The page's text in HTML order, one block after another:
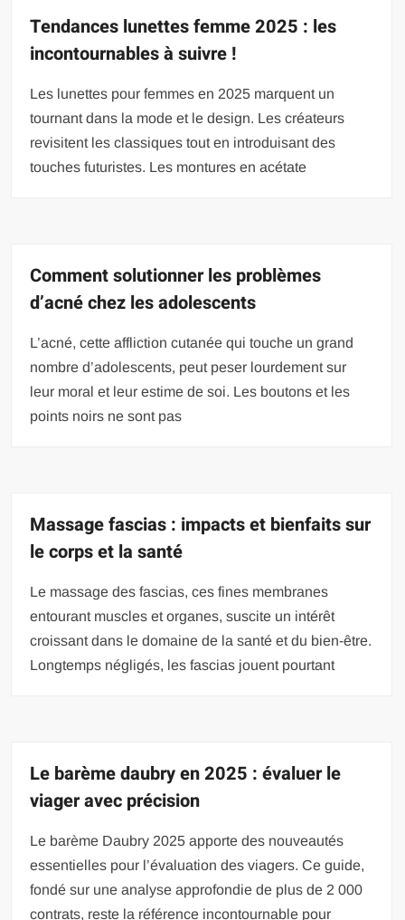
Tendances lunettes femme 2025 : les
incontournables à suivre !
Les lunettes pour femmes en 2025 marquent un
tournant dans la mode et le design. Les créateurs
revisitent les classiques tout en introduisant des
touches futuristes. Les montures en acétate
Comment solutionner les problèmes
d’acné chez les adolescents
L’acné, cette affliction cutanée qui touche un grand
nombre d’adolescents, peut peser lourdement sur
leur moral et leur estime de soi. Les boutons et les
points noirs ne sont pas
Massage fascias : impacts et bienfaits sur
le corps et la santé
Le massage des fascias, ces fines membranes
entourant muscles et organes, suscite un intérêt
croissant dans le domaine de la santé et du bien-être.
Longtemps négligés, les fascias jouent pourtant
Le barème daubry en 2025 : évaluer le
viager avec précision
Le barème Daubry 2025 apporte des nouveautés
essentielles pour l’évaluation des viagers. Ce guide,
fondé sur une analyse approfondie de plus de 2 000
contrats, reste la référence incontournable pour